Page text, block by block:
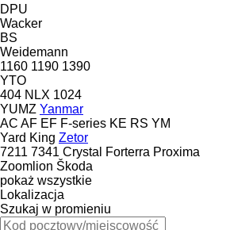
DPU
Wacker
BS
Weidemann
1160 1190 1390
YTO
404 NLX 1024
YUMZ Yanmar
AC AF EF F-series KE RS YM
Yard King Zetor
7211 7341 Crystal Forterra Proxima
Zoomlion Škoda
pokaż wszystkie
Lokalizacja
Szukaj w promieniu